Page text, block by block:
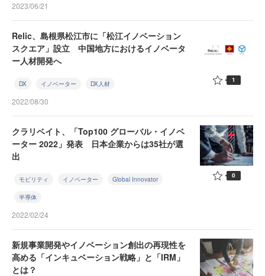
2023/06/21
Relic、島根県松江市に「松江イノベーション
スクエア」設立 中国地方におけるイノベータ
ー人材開発へ
DX イノベーター DX人材
2022/08/30
1
クラリベイト、「Top100 グローバル・イノベ
ーター 2022」発表 日本企業からは35社が選
出
モビリティ イノベーター Global Innovator
半導体
2022/02/24
0
新規事業開発やイノベーション創出の再現性を
高める「インキュベーション戦略」と「IRM」
とは？